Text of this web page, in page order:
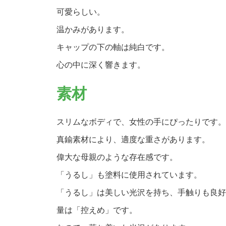
可愛らしい。
温かみがあります。
キャップの下の軸は純白です。
心の中に深く響きます。
素材
スリムなボディで、女性の手にぴったりです。
真鍮素材により、適度な重さがあります。
偉大な母親のような存在感です。
「うるし」も塗料に使用されています。
「うるし」は美しい光沢を持ち、手触りも良
量は「控えめ」です。